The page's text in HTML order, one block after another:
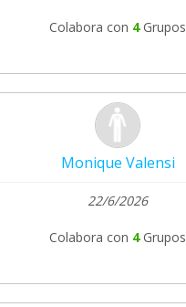
Colabora con 4 Grupos
Monique Valensi
22/6/2026
Colabora con 4 Grupos